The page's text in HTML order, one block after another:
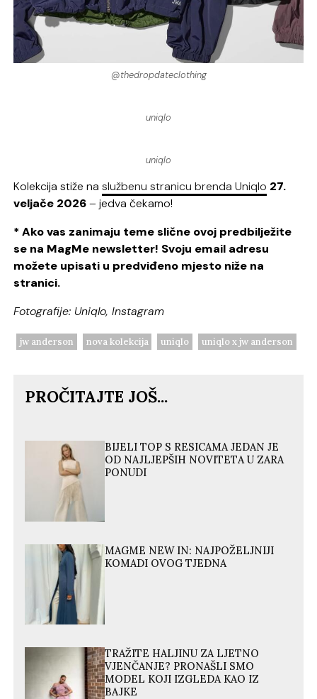
@thedropdateclothing
uniqlo
uniqlo
Kolekcija stiže naslužbenu stranicu brenda Uniqlo 27.
veljače 2026– jedva čekamo!
* Ako vas zanimaju teme slične ovoj predbilježite
se na MagMe newsletter! Svoju email adresu
možete upisati u predviđeno mjesto niže na
stranici.
Fotografije: Uniqlo, Instagram
jw anderson nova kolekcija uniqlo uniqlo x jw anderson
PROČITAJTE JOŠ...
BIJELI TOP S RESICAMA JEDAN JE
OD NAJLJEPŠIH NOVITETA U ZARA
PONUDI
MAGME NEW IN: NAJPOŽELJNIJI
KOMADI OVOG TJEDNA
TRAŽITE HALJINU ZA LJETNO
VJENČANJE? PRONAŠLI SMO
MODEL KOJI IZGLEDA KAO IZ
BAJKE